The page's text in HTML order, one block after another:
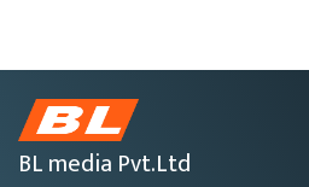
BL media Pvt.Ltd